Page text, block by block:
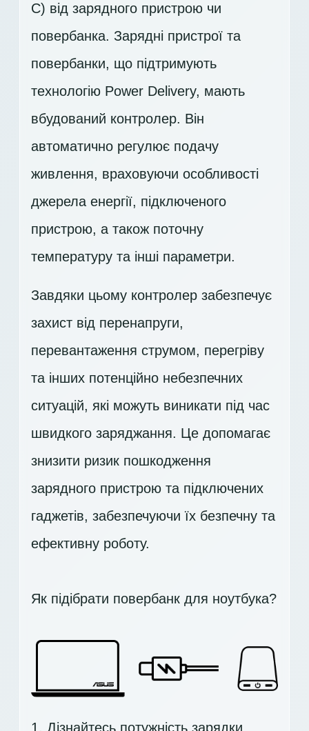
C) від зарядного пристрою чи
повербанка. Зарядні пристрої та
повербанки, що підтримують
технологію Power Delivery, мають
вбудований контролер. Він
автоматично регулює подачу
живлення, враховуючи особливості
джерела енергії, підключеного
пристрою, а також поточну
температуру та інші параметри.
Завдяки цьому контролер забезпечує
захист від перенапруги,
перевантаження струмом, перегріву
та інших потенційно небезпечних
ситуацій, які можуть виникати під час
швидкого заряджання. Це допомагає
знизити ризик пошкодження
зарядного пристрою та підключених
гаджетів, забезпечуючи їх безпечну та
ефективну роботу.
Як підібрати повербанк для ноутбука?
1. Дізнайтесь потужність зарядки